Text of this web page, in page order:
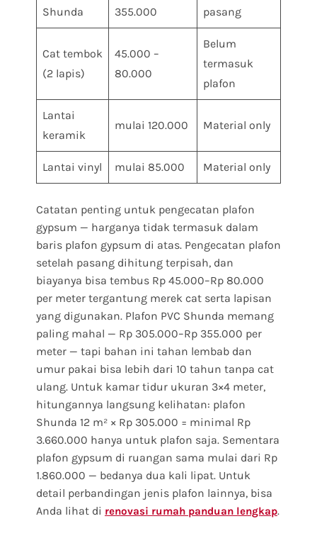
Shunda 355.000 pasang
Cat tembok
(2 lapis)
45.000 –
80.000
Belum
termasuk
plafon
Lantai
keramik
mulai 120.000 Material only
Lantai vinyl mulai 85.000 Material only
Catatan penting untuk pengecatan plafon
gypsum — harganya tidak termasuk dalam
baris plafon gypsum di atas. Pengecatan plafon
setelah pasang dihitung terpisah, dan
biayanya bisa tembus Rp 45.000–Rp 80.000
per meter tergantung merek cat serta lapisan
yang digunakan. Plafon PVC Shunda memang
paling mahal — Rp 305.000–Rp 355.000 per
meter — tapi bahan ini tahan lembab dan
umur pakai bisa lebih dari 10 tahun tanpa cat
ulang. Untuk kamar tidur ukuran 3×4 meter,
hitungannya langsung kelihatan: plafon
Shunda 12 m² × Rp 305.000 = minimal Rp
3.660.000 hanya untuk plafon saja. Sementara
plafon gypsum di ruangan sama mulai dari Rp
1.860.000 — bedanya dua kali lipat. Untuk
detail perbandingan jenis plafon lainnya, bisa
Anda lihat di renovasi rumah panduan lengkap.